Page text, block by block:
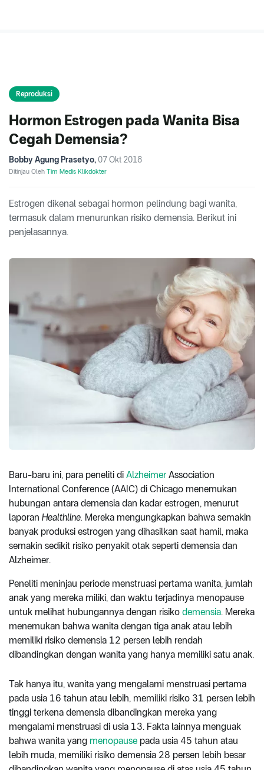
Reproduksi
Hormon Estrogen pada Wanita Bisa
Cegah Demensia?
Bobby Agung Prasetyo, 07 Okt 2018
Ditinjau Oleh Tim Medis Klikdokter
Estrogen dikenal sebagai hormon pelindung bagi wanita,
termasuk dalam menurunkan risiko demensia. Berikut ini
penjelasannya.
Baru-baru ini, para peneliti di Alzheimer Association
International Conference (AAIC) di Chicago menemukan
hubungan antara demensia dan kadar estrogen, menurut
laporan Healthline. Mereka mengungkapkan bahwa semakin
banyak produksi estrogen yang dihasilkan saat hamil, maka
semakin sedikit risiko penyakit otak seperti demensia dan
Alzheimer.
Peneliti meninjau periode menstruasi pertama wanita, jumlah
anak yang mereka miliki, dan waktu terjadinya menopause
untuk melihat hubungannya dengan risiko demensia. Mereka
menemukan bahwa wanita dengan tiga anak atau lebih
memiliki risiko demensia 12 persen lebih rendah
dibandingkan dengan wanita yang hanya memiliki satu anak.
Tak hanya itu, wanita yang mengalami menstruasi pertama
pada usia 16 tahun atau lebih, memiliki risiko 31 persen lebih
tinggi terkena demensia dibandingkan mereka yang
mengalami menstruasi di usia 13. Fakta lainnya menguak
bahwa wanita yang menopause pada usia 45 tahun atau
lebih muda, memiliki risiko demensia 28 persen lebih besar